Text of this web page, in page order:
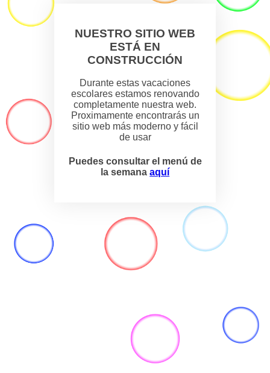
NUESTRO SITIO WEB
ESTÁ EN
CONSTRUCCIÓN
Durante estas vacaciones
escolares estamos renovando
completamente nuestra web.
Proximamente encontrarás un
sitio web más moderno y fácil
de usar
Puedes consultar el menú de
la semanaaquí